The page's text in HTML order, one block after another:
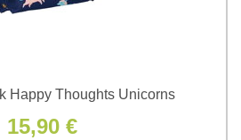
Happy Thoughts Unicorns
15,90 €